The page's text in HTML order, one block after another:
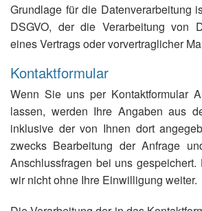
Grundlage für die Datenverarbeitung
DSGVO, der die Verarbeitung von
eines Vertrags oder vorvertraglicher
Kontaktformular
Wenn Sie uns per Kontaktformular
lassen, werden Ihre Angaben aus
inklusive der von Ihnen dort
zwecks Bearbeitung der Anfrage
Anschlussfragen bei uns
wir nicht ohne Ihre Einwilligung weiter.